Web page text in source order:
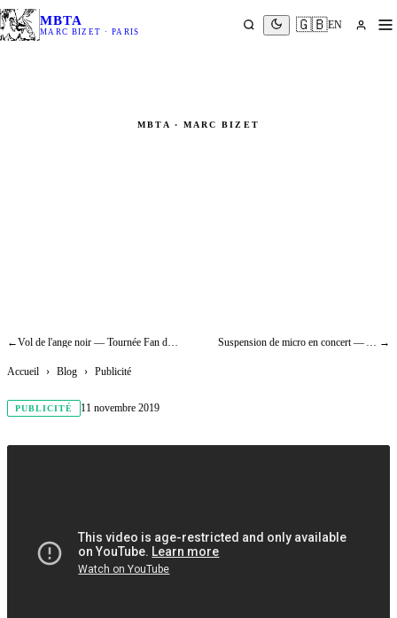
MBTA
MARC BIZET · PARIS 🇬🇧EN
MBTA · MARC BIZET
← →
Accueil › Blog › Publicité
PUBLICITÉ 11 novembre 2019